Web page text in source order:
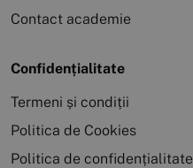
Contact academie
Confidențialitate
Termeni și condiții
Politica de Cookies
Politica de confidențialitate